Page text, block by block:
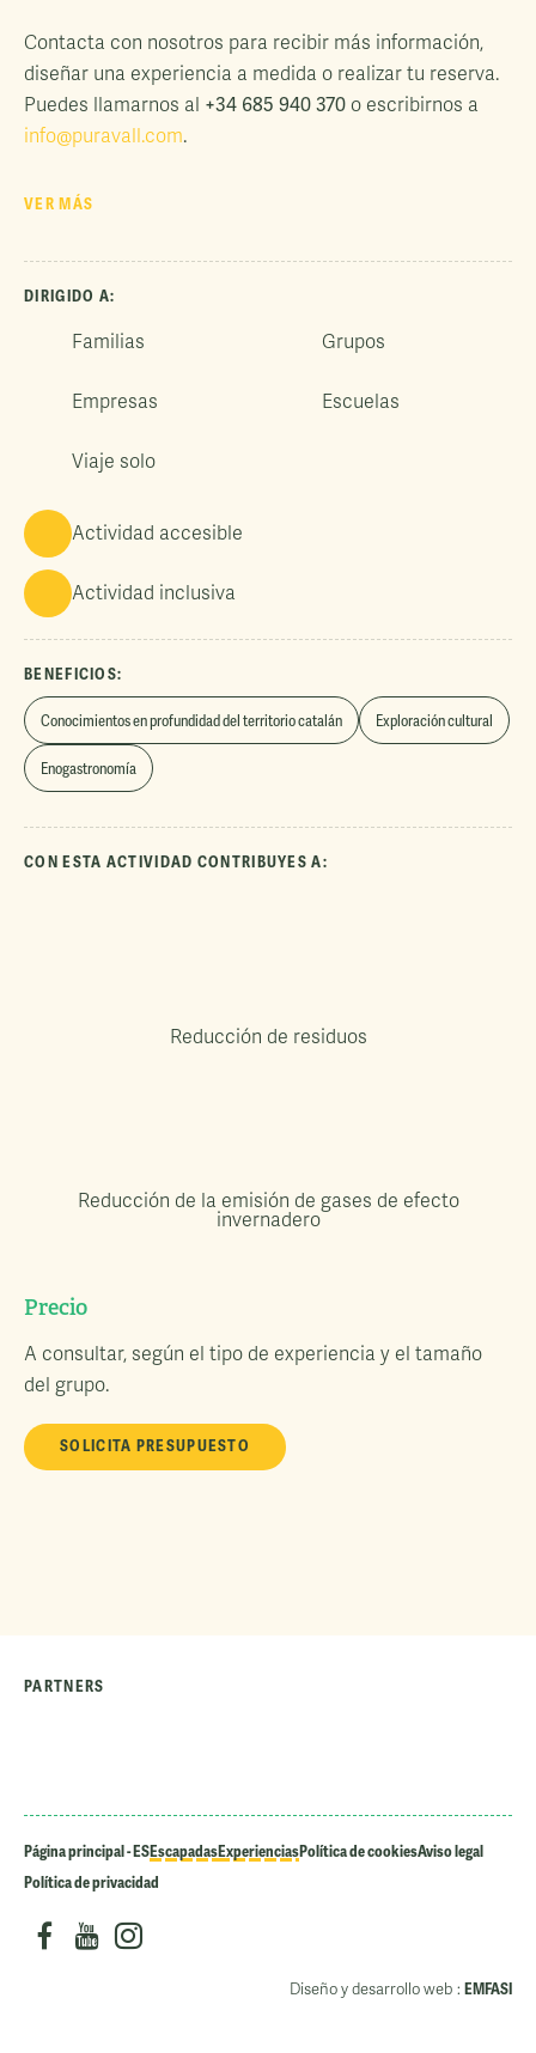
Contacta con nosotros para recibir más información,
diseñar una experiencia a medida o realizar tu reserva.
Puedes llamarnos al +34 685 940 370 o escribirnos a
info@puravall.com.
VER MÁS
DIRIGIDO A:
Familias Grupos
Empresas Escuelas
Viaje solo
Actividad accesible
Actividad inclusiva
BENEFICIOS:
Conocimientos en profundidad del territorio catalán Exploración cultural
Enogastronomía
CON ESTA ACTIVIDAD CONTRIBUYES A:
Reducción de residuos
Reducción de la emisión de gases de efecto
invernadero
Precio
A consultar, según el tipo de experiencia y el tamaño
del grupo.
SOLICITA PRESUPUESTO
PARTNERS
Página principal - ESEscapadasExperienciasPolítica de cookiesAviso legal
Política de privacidad
Diseño y desarrollo web : EMFASI